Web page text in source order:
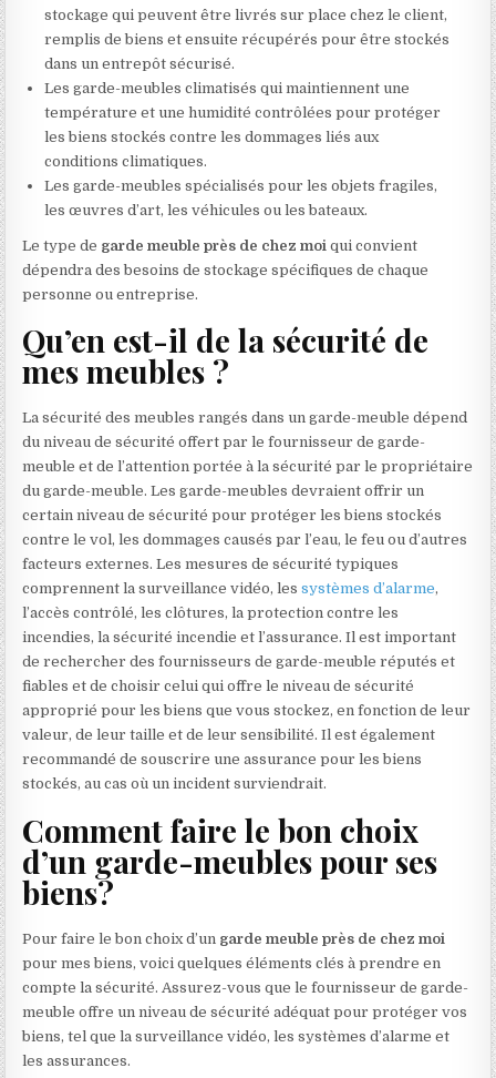
stockage qui peuvent être livrés sur place chez le client,
remplis de biens et ensuite récupérés pour être stockés
dans un entrepôt sécurisé.
Les garde-meubles climatisés qui maintiennent une
température et une humidité contrôlées pour protéger
les biens stockés contre les dommages liés aux
conditions climatiques.
Les garde-meubles spécialisés pour les objets fragiles,
les œuvres d’art, les véhicules ou les bateaux.
Le type de garde meuble près de chez moi qui convient
dépendra des besoins de stockage spécifiques de chaque
personne ou entreprise.
Qu’en est-il de la sécurité de
mes meubles ?
La sécurité des meubles rangés dans un garde-meuble dépend
du niveau de sécurité offert par le fournisseur de garde-
meuble et de l’attention portée à la sécurité par le propriétaire
du garde-meuble. Les garde-meubles devraient offrir un
certain niveau de sécurité pour protéger les biens stockés
contre le vol, les dommages causés par l’eau, le feu ou d’autres
facteurs externes. Les mesures de sécurité typiques
comprennent la surveillance vidéo, lessystèmes d’alarme,
l’accès contrôlé, les clôtures, la protection contre les
incendies, la sécurité incendie et l’assurance. Il est important
de rechercher des fournisseurs de garde-meuble réputés et
fiables et de choisir celui qui offre le niveau de sécurité
approprié pour les biens que vous stockez, en fonction de leur
valeur, de leur taille et de leur sensibilité. Il est également
recommandé de souscrire une assurance pour les biens
stockés, au cas où un incident surviendrait.
Comment faire le bon choix
d’un garde-meubles pour ses
biens?
Pour faire le bon choix d’un garde meuble près de chez moi
pour mes biens, voici quelques éléments clés à prendre en
compte la sécurité. Assurez-vous que le fournisseur de garde-
meuble offre un niveau de sécurité adéquat pour protéger vos
biens, tel que la surveillance vidéo, les systèmes d’alarme et
les assurances.